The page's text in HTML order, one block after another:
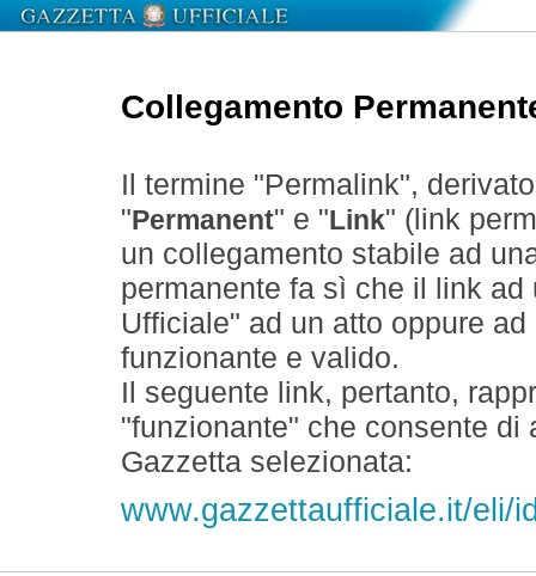
Collegamento
Il termine "Permalink",
" Permanent" e " Link" (link
un collegamento stabile ad
permanente fa sì che il link
Ufficiale" ad un atto oppure
funzionante e valido.
Il seguente link, pertanto,
"funzionante" che consente
Gazzetta selezionata:
www.gazzettaufficiale.it/eli/